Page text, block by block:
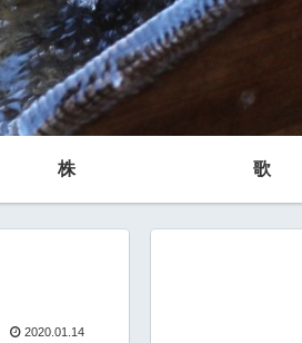
株 歌
2020.01.14